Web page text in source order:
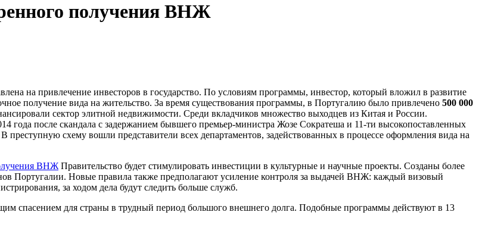
получения ВНЖ
на привлечение инвесторов в государство. По условиям программы, инвестор, который вложил в развитие
получение вида на жительство. За время существования программы, в Португалию было привлечено 500 000
сектор элитной недвижимости. Среди вкладчиков множество выходцев из Китая и России.
года после скандала с задержанием бывшего премьер-министра Жозе Сократеша и 11-ти высокопоставленных
схему вошли представители всех департаментов, задействованных в процессе оформления вида на
ВНЖ Правительство будет стимулировать инвестиции в культурные и научные проекты. Созданы более
Португалии. Новые правила также предполагают усиление контроля за выдачей ВНЖ: каждый визовый
за ходом дела будут следить больше служб.
спасением для страны в трудный период большого внешнего долга. Подобные программы действуют в 13